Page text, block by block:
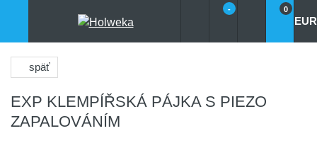
- 0
EUR
späť
EXP KLEMPÍŘSKÁ PÁJKA S PIEZO
ZAPALOVÁNÍM